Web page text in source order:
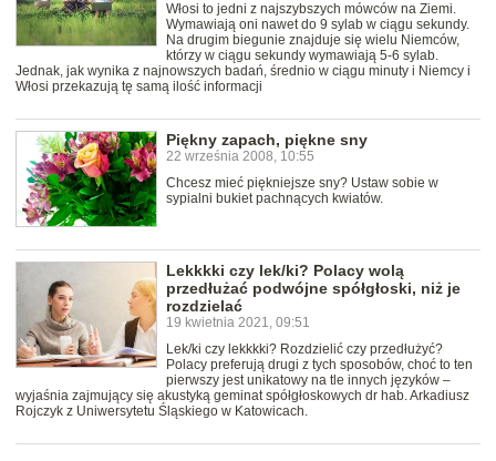
Włosi to jedni z najszybszych mówców na Ziemi.
Wymawiają oni nawet do 9 sylab w ciągu sekundy.
Na drugim biegunie znajduje się wielu Niemców,
którzy w ciągu sekundy wymawiają 5-6 sylab.
Jednak, jak wynika z najnowszych badań, średnio w ciągu minuty i Niemcy i
Włosi przekazują tę samą ilość informacji
Piękny zapach, piękne sny
22 września 2008, 10:55
Chcesz mieć piękniejsze sny? Ustaw sobie w
sypialni bukiet pachnących kwiatów.
Lekkkki czy lek/ki? Polacy wolą
przedłużać podwójne spółgłoski, niż je
rozdzielać
19 kwietnia 2021, 09:51
Lek/ki czy lekkkki? Rozdzielić czy przedłużyć?
Polacy preferują drugi z tych sposobów, choć to ten
pierwszy jest unikatowy na tle innych języków –
wyjaśnia zajmujący się akustyką geminat spółgłoskowych dr hab. Arkadiusz
Rojczyk z Uniwersytetu Śląskiego w Katowicach.